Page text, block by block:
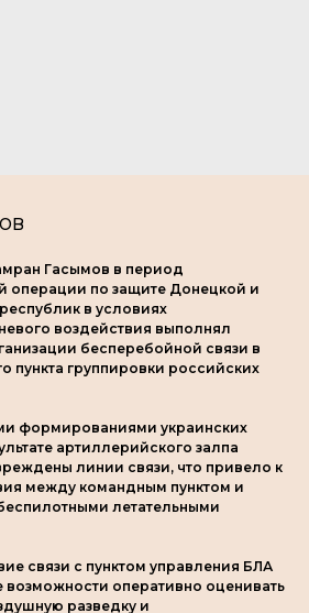
Гасымов в период
операции по защите Донецкой и
в условиях
воздействия выполнял
бесперебойной связи в
пункта группировки российских
формированиями украинских
артиллерийского залпа
линии связи, что привело к
между командным пунктом и
летательными
связи с пунктом управления БЛА
оперативно оценивать
разведку и